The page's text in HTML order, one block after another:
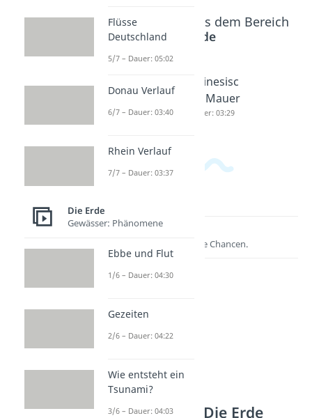
Beliebte Inhalte aus dem Bereich
Die Erde
Dauer: 03:02
anal
Dauer: 03:04
Chinesisc
he Mauer
Dauer: 03:29
Entdecke hier deine Chancen.
Weitere Inhalte: Die Erde
Flüsse
Deutschland
5/7 – Dauer: 05:02
Donau Verlauf
6/7 – Dauer: 03:40
Rhein Verlauf
7/7 – Dauer: 03:37
Die Erde
Gewässer: Phänomene
Ebbe und Flut
1/6 – Dauer: 04:30
Gezeiten
2/6 – Dauer: 04:22
Wie entsteht ein
Tsunami?
3/6 – Dauer: 04:03